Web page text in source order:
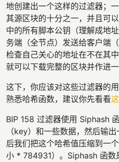
地创建出一个这样的过滤器；
其源区块的十分之一，并且可
中的所有脚本公钥（理解成地
务端（全节点）发送给客户端
检查自己关心的地址在不在其
就可以下载完整的区块并作进一
这下，你应该对这些过滤器的
熟悉哈希函数，建议你先看看
BIP 158 过滤器使用 Siphash
（key）和一些数据，然后输
后我们把这个哈希值压缩到一
小 * 784931）。Siphash 函数